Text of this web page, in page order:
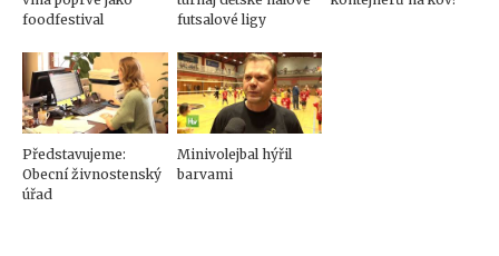
foodfestival
futsalové ligy
Představujeme:
Obecní živnostenský
úřad
Minivolejbal hýřil
barvami